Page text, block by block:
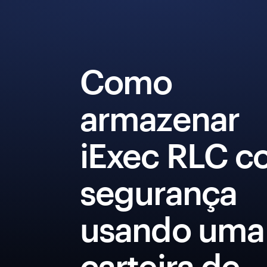
Como
armazenar
iExec RLC
segurança
usando uma